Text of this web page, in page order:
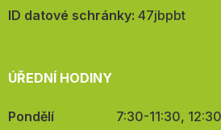
mail:
ID datové schránky: 47jbpbt
ÚŘEDNÍ HODINY
Pondělí
7:30-11:30,